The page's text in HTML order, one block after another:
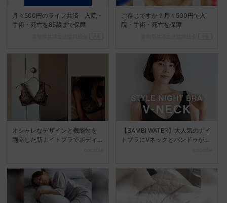
月々500円のライフ共済 入院・
手術・死亡を85歳まで保障
ご存じですか？月々500円で入
院・手術・死亡を保障
オシャレなデザインと機能性を
両立した新ナイトブラでボディ
【BAMBI WATER】大人気のナイ
トブラにVネックとバンドゥが仲